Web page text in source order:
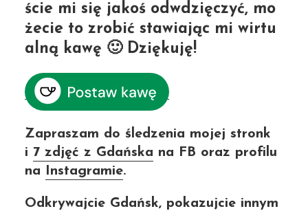
ście mi się jakoś odwdzięczyć, mo
żecie to zrobić stawiając mi wirtu
alną kawę 🙂 Dziękuję!
Zapraszam do śledzenia mojej stronk
i 7 zdjęć z Gdańska na FB oraz profilu
na
Instagramie.
Odkrywajcie Gdańsk, pokazujcie innym